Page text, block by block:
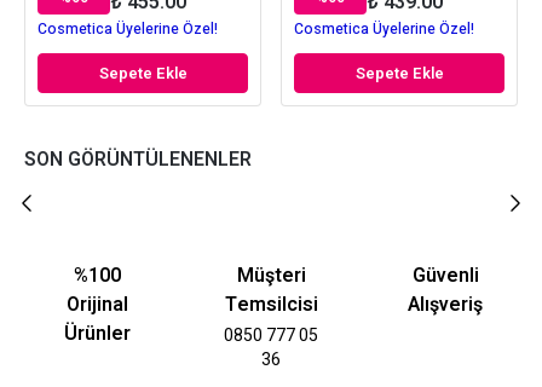
Cosmetica Üyelerine Özel!
Sepete Ekle
Cosmetica Üyelerine Özel!
Sepete Ekle
SON GÖRÜNTÜLENENLER
%100
Orijinal
Ürünler
Müşteri
Temsilcisi
0850 777 05
36
Güvenli
Alışveriş